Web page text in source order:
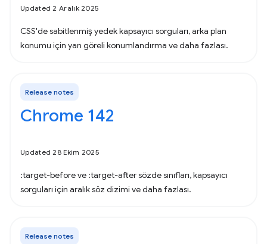
Updated 2 Aralık 2025
CSS'de sabitlenmiş yedek kapsayıcı sorguları, arka plan
konumu için yan göreli konumlandırma ve daha fazlası.
Release notes
Chrome 142
Updated 28 Ekim 2025
:target-before ve :target-after sözde sınıfları, kapsayıcı
sorguları için aralık söz dizimi ve daha fazlası.
Release notes